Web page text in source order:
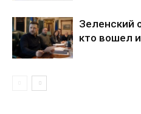
Мой аккаунт
Реклама
Контакты
Зеленский
кто вошел